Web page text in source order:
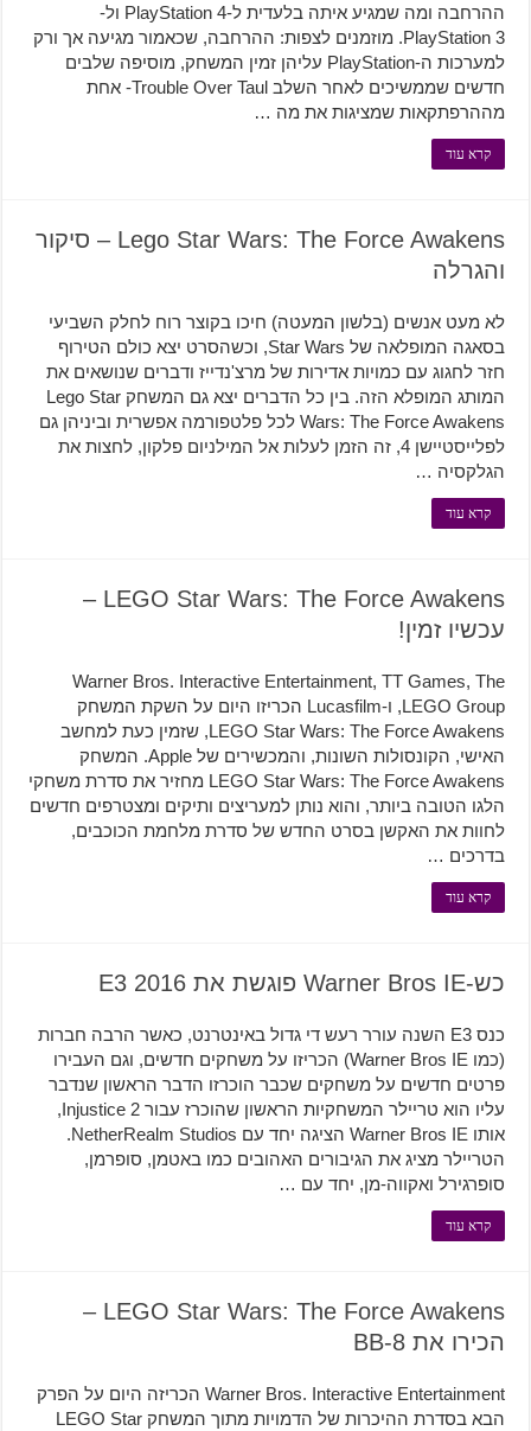
ההרחבה ומה שמגיע איתה בלעדית ל-PlayStation 4 ול-
PlayStation 3. מוזמנים לצפות: ההרחבה, שכאמור מגיעה אך ורק
למערכות ה-PlayStation עליהן זמין המשחק, מוסיפה שלבים
חדשים שממשיכים לאחר השלב Trouble Over Taul- אחת
מההרפתקאות שמציגות את מה …
קרא עוד
Lego Star Wars: The Force Awakens – סיקור
והגרלה
לא מעט אנשים (בלשון המעטה) חיכו בקוצר רוח לחלק השביעי
בסאגה המופלאה של Star Wars, וכשהסרט יצא כולם הטירוף
חזר לחגוג עם כמויות אדירות של מרצ'נדייז ודברים שנושאים את
המותג המופלא הזה. בין כל הדברים יצא גם המשחק Lego Star
Wars: The Force Awakens לכל פלטפורמה אפשרית וביניהן גם
לפלייסטיישן 4, זה הזמן לעלות אל המילניום פלקון, לחצות את
הגלקסיה …
קרא עוד
LEGO Star Wars: The Force Awakens –
עכשיו זמין!
Warner Bros. Interactive Entertainment, TT Games, The
LEGO Group, ו-Lucasfilm הכריזו היום על השקת המשחק
LEGO Star Wars: The Force Awakens, שזמין כעת למחשב
האישי, הקונסולות השונות, והמכשירים של Apple. המשחק
LEGO Star Wars: The Force Awakens מחזיר את סדרת משחקי
הלגו הטובה ביותר, והוא נותן למעריצים ותיקים ומצטרפים חדשים
לחוות את האקשן בסרט החדש של סדרת מלחמת הכוכבים,
בדרכים …
קרא עוד
כש-Warner Bros IE פוגשת את E3 2016
כנס E3 השנה עורר רעש די גדול באינטרנט, כאשר הרבה חברות
(כמו Warner Bros IE) הכריזו על משחקים חדשים, וגם העבירו
פרטים חדשים על משחקים שכבר הוכרזו הדבר הראשון שנדבר
עליו הוא טריילר המשחקיות הראשון שהוכרז עבור Injustice 2,
אותו Warner Bros IE הציגה יחד עם NetherRealm Studios.
הטריילר מציג את הגיבורים האהובים כמו באטמן, סופרמן,
סופרגירל ואקווה-מן, יחד עם …
קרא עוד
LEGO Star Wars: The Force Awakens –
הכירו את BB-8
Warner Bros. Interactive Entertainment הכריזה היום על הפרק
הבא בסדרת ההיכרות של הדמויות מתוך המשחק LEGO Star